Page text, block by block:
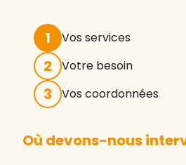
1 Vos services
2 Votre besoin
3 Vos coordonnées
Où devons-nous